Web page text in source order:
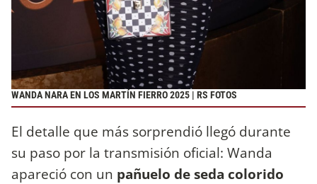
WANDA NARA EN LOS MARTÍN FIERRO 2025 | RS FOTOS
El detalle que más sorprendió llegó durante
su paso por la transmisión oficial: Wanda
apareció con un pañuelo de seda colorido